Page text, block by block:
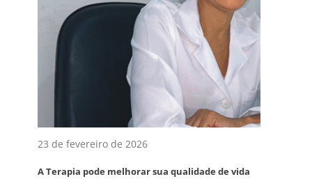
23 de fevereiro de 2026
A Terapia pode melhorar sua qualidade de vida